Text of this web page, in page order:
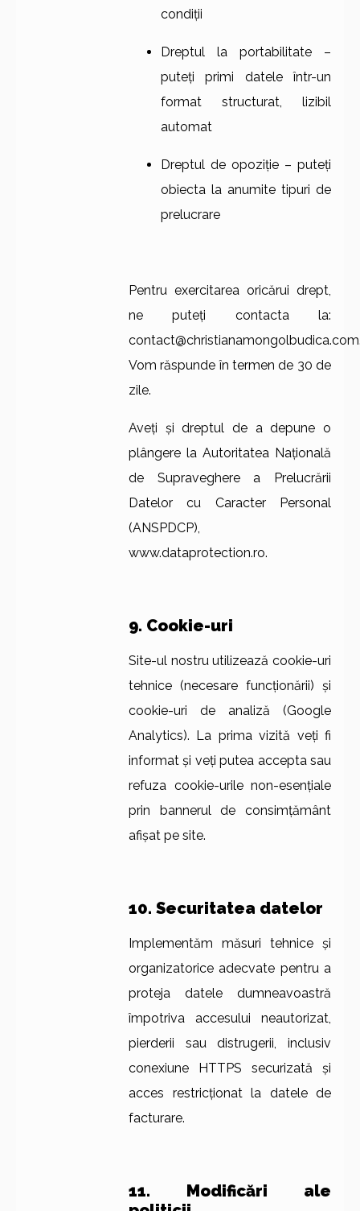
condiții
Dreptul la portabilitate –
puteți primi datele într-un
format structurat, lizibil
automat
Dreptul de opoziție – puteți
obiecta la anumite tipuri de
prelucrare
Pentru exercitarea oricărui drept,
ne puteți contacta la:
Vom răspunde în termen de 30 de
zile.
Aveți și dreptul de a depune o
plângere la Autoritatea Națională
de Supraveghere a Prelucrării
Datelor cu Caracter Personal
(ANSPDCP),
www.dataprotection.ro.
9. Cookie-uri
Site-ul nostru utilizează cookie-uri
tehnice (necesare funcționării) și
cookie-uri de analiză (Google
Analytics). La prima vizită veți fi
informat și veți putea accepta sau
refuza cookie-urile non-esențiale
prin bannerul de consimțământ
afișat pe site.
10. Securitatea datelor
Implementăm măsuri tehnice și
organizatorice adecvate pentru a
proteja datele dumneavoastră
împotriva accesului neautorizat,
pierderii sau distrugerii, inclusiv
conexiune HTTPS securizată și
acces restricționat la datele de
facturare.
11. Modificări ale